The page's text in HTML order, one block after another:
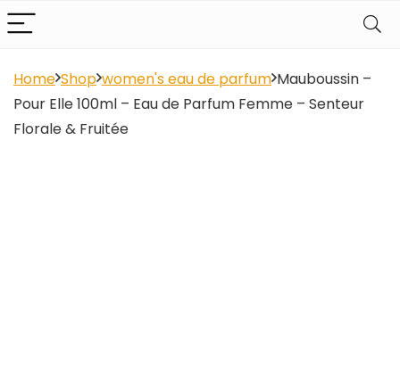
Home Shop women's eau de parfum Mauboussin –
Pour Elle 100ml – Eau de Parfum Femme – Senteur
Florale & Fruitée